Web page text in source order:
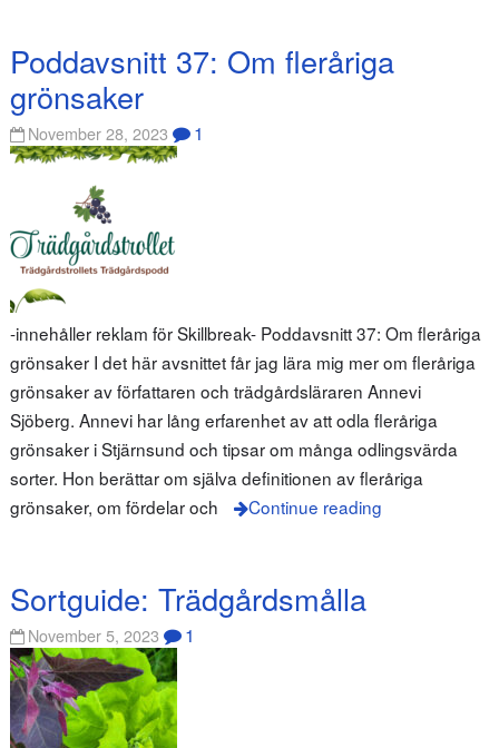
Poddavsnitt 37: Om fleråriga
grönsaker
November 28, 2023 1
-innehåller reklam för Skillbreak- Poddavsnitt 37: Om fleråriga
grönsaker I det här avsnittet får jag lära mig mer om fleråriga
grönsaker av författaren och trädgårdsläraren Annevi
Sjöberg. Annevi har lång erfarenhet av att odla fleråriga
grönsaker i Stjärnsund och tipsar om många odlingsvärda
sorter. Hon berättar om själva definitionen av fleråriga
grönsaker, om fördelar och
Continue reading
Sortguide: Trädgårdsmålla
November 5, 2023 1